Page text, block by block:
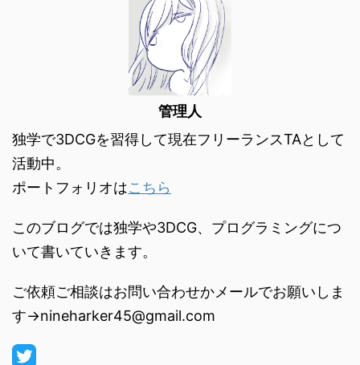
管理人
独学で3DCGを習得して現在フリーランスTAとして
活動中。
ポートフォリオはこちら
このブログでは独学や3DCG、プログラミングにつ
いて書いていきます。
ご依頼ご相談はお問い合わせかメールでお願いしま
す→nineharker45@gmail.com